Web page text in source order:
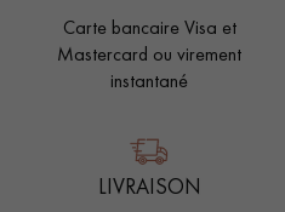
Carte bancaire Visa et
Mastercard ou virement
instantané
LIVRAISON